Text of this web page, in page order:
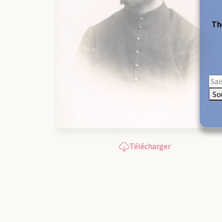
Télécharger